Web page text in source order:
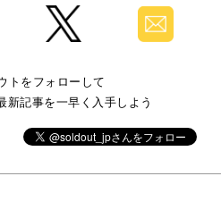
トをフォローして
記事を一早く入手しよう